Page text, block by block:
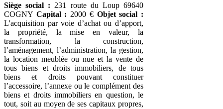
Siège social : 231 route du Loup 69640
COGNY Capital : 2000 € Objet social :
L'acquisition par voie d’achat ou d’apport,
la propriété, la mise en valeur, la
transformation, la construction,
l’aménagement, l’administration, la gestion,
la location meublée ou nue et la vente de
tous biens et droits immobiliers, de tous
biens et droits pouvant constituer
l’accessoire, l’annexe ou le complément des
biens et droits immobiliers en question, le
tout, soit au moyen de ses capitaux propres,